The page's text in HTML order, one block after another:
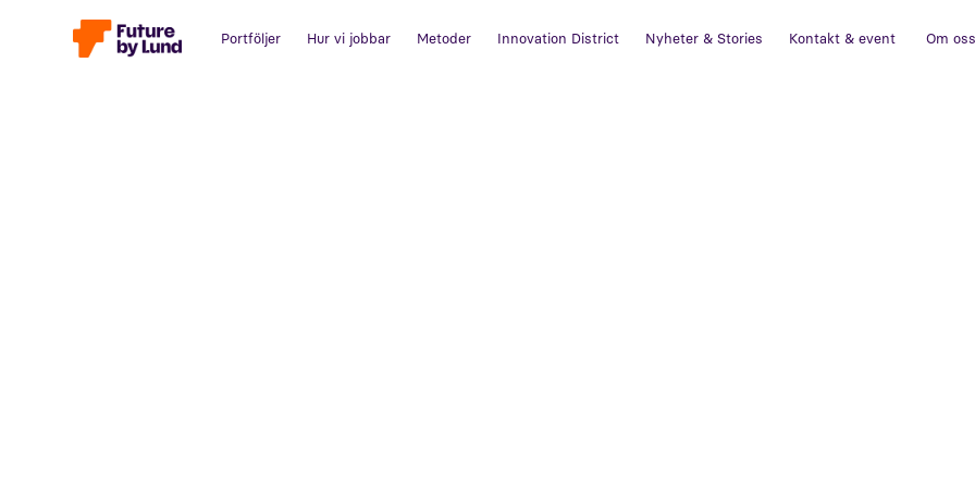
Portföljer Hur vi jobbar Metoder Innovation District Nyheter & Stories Kontakt & event Om